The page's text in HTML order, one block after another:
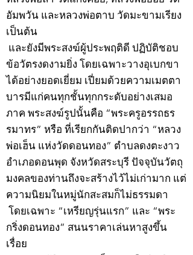
อัมพวัน และหลวงพ่อตาบ วัดมะขามเรียง
เป็นต้น
และยังมีพระสงฆ์ผู้ประพฤติดี ปฏิบัติชอบ
ข้อวัตรงดงามยิ่ง โดยเฉพาะวางอุเบกขา
ได้อย่างยอดเยี่ยม เปี่ยมด้วยความเมตตา
บารมีแก่คนทุกชั้นทุกกระดับอย่างเสมอ
ภาค พระสงฆ์รูปนั้นคือ “พระครูอรรถธร
รมาทร” หรือ ที่เรียกกันติดปากว่า “หลวง
พ่อเฮ็น แห่งวัดดอนทอง” ตำบลดงตะงาว
อำเภอดอนพุด จังหวัดสระบุรี ปัจจุบันวัตถุ
มงคลของท่านถึงจะสร้างไว้ไม่เก่ามาก แต่
ความนิยมในหมู่นักสะสมก็ไม่ธรรมดา
โดยเฉพาะ “เหรียญรุ่นแรก” และ “พระ
กริ่งดอนทอง” สนนราคาเล่นหาสูงขึ้น
เรื่อย